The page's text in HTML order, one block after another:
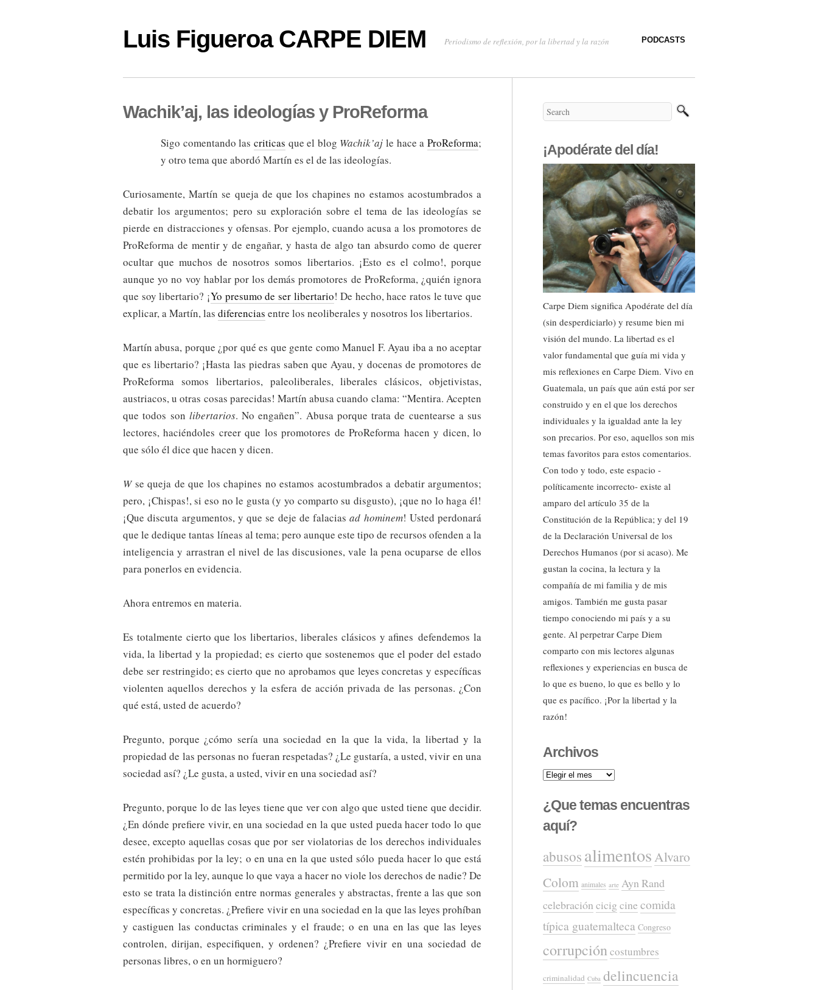
Luis Figueroa CARPE DIEM Periodismo de reflexión, por la libertad y la razón PODCASTS
Wachik’aj, las ideologías y ProReforma
Sigo comentando las criticas que el blog Wachik’aj le hace aProReforma;
y otro tema que abordó Martín es el de las ideologías.
Curiosamente, Martín se queja de que los chapines no estamos acostumbrados a
debatir los argumentos; pero su exploración sobre el tema de las ideologías se
pierde en distracciones y ofensas. Por ejemplo, cuando acusa a los promotores de
ProReforma de mentir y de engañar, y hasta de algo tan absurdo como de querer
ocultar que muchos de nosotros somos libertarios. ¡Esto es el colmo!, porque
aunque yo no voy hablar por los demás promotores de ProReforma, ¿quién ignora
que soy libertario? ¡Yo presumo de ser libertario! De hecho, hace ratos le tuve que
explicar, a Martín, las diferencias entre los neoliberales y nosotros los libertarios.
Martín abusa, porque ¿por qué es que gente como Manuel F. Ayau iba a no aceptar
que es libertario? ¡Hasta las piedras saben que Ayau, y docenas de promotores de
ProReforma somos libertarios, paleoliberales, liberales clásicos, objetivistas,
austriacos, u otras cosas parecidas! Martín abusa cuando clama: “Mentira. Acepten
que todos son libertarios. No engañen”. Abusa porque trata de cuentearse a sus
lectores, haciéndoles creer que los promotores de ProReforma hacen y dicen, lo
que sólo él dice que hacen y dicen.
Wse queja de que los chapines no estamos acostumbrados a debatir argumentos;
pero, ¡Chispas!, si eso no le gusta (y yo comparto su disgusto), ¡que no lo haga él!
¡Que discuta argumentos, y que se deje de falaciasad hominem! Usted perdonará
que le dedique tantas líneas al tema; pero aunque este tipo de recursos ofenden a la
inteligencia y arrastran el nivel de las discusiones, vale la pena ocuparse de ellos
para ponerlos en evidencia.
Ahora entremos en materia.
Es totalmente cierto que los libertarios, liberales clásicos y afines defendemos la
vida, la libertad y la propiedad; es cierto que sostenemos que el poder del estado
debe ser restringido; es cierto que no aprobamos que leyes concretas y específicas
violenten aquellos derechos y la esfera de acción privada de las personas. ¿Con
qué está, usted de acuerdo?
Pregunto, porque ¿cómo sería una sociedad en la que la vida, la libertad y la
propiedad de las personas no fueran respetadas? ¿Le gustaría, a usted, vivir en una
sociedad así? ¿Le gusta, a usted, vivir en una sociedad así?
Pregunto, porque lo de las leyes tiene que ver con algo que usted tiene que decidir.
¿En dónde prefiere vivir, en una sociedad en la que usted pueda hacer todo lo que
desee, excepto aquellas cosas que por ser violatorias de los derechos individuales
estén prohibidas por la ley; o en una en la que usted sólo pueda hacer lo que está
permitido por la ley, aunque lo que vaya a hacer no viole los derechos de nadie? De
esto se trata la distinción entre normas generales y abstractas, frente a las que son
específicas y concretas. ¿Prefiere vivir en una sociedad en la que las leyes prohíban
y castiguen las conductas criminales y el fraude; o en una en las que las leyes
controlen, dirijan, especifiquen, y ordenen? ¿Prefiere vivir en una sociedad de
personas libres, o en un hormiguero?
¡Apodérate del día!
Carpe Diem significa Apodérate del día
(sin desperdiciarlo) y resume bien mi
visión del mundo. La libertad es el
valor fundamental que guía mi vida y
mis reflexiones en Carpe Diem. Vivo en
Guatemala, un país que aún está por ser
construido y en el que los derechos
individuales y la igualdad ante la ley
son precarios. Por eso, aquellos son mis
temas favoritos para estos comentarios.
Con todo y todo, este espacio -
políticamente incorrecto- existe al
amparo del artículo 35 de la
Constitución de la República; y del 19
de la Declaración Universal de los
Derechos Humanos (por si acaso). Me
gustan la cocina, la lectura y la
compañía de mi familia y de mis
amigos. También me gusta pasar
tiempo conociendo mi país y a su
gente. Al perpetrar Carpe Diem
comparto con mis lectores algunas
reflexiones y experiencias en busca de
lo que es bueno, lo que es bello y lo
que es pacífico. ¡Por la libertad y la
razón!
Archivos
Archivos
¿Que temas encuentras
aquí?
abusos alimentosAlvaro
Colom animales arte Ayn Rand
celebración cicig cine comida
típica guatemalteca Congreso
corrupcióncostumbres
criminalidad Cuba delincuencia